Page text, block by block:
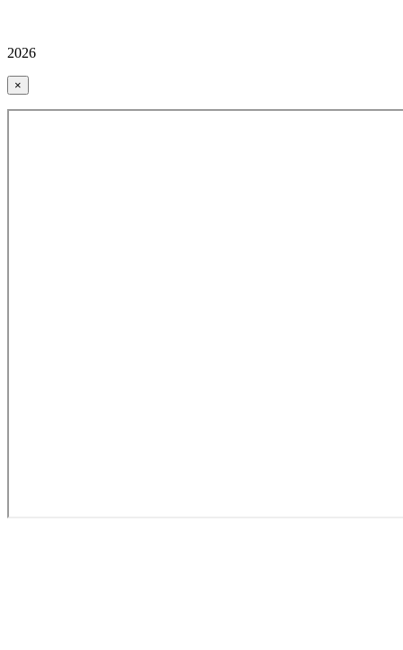
2026
×